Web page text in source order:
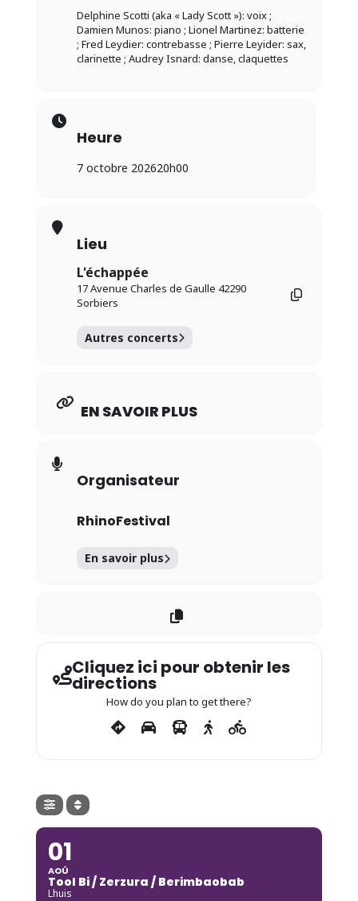
Delphine Scotti (aka « Lady Scott »): voix ;
Damien Munos: piano ; Lionel Martinez: batterie
; Fred Leydier: contrebasse ; Pierre Leyider: sax,
clarinette ; Audrey Isnard: danse, claquettes
Heure
7 octobre 202620h00
Lieu
L'échappée
17 Avenue Charles de Gaulle 42290
Sorbiers
Autres concerts
EN SAVOIR PLUS
Organisateur
RhinoFestival
En savoir plus
Cliquez ici pour obtenir les
directions
How do you plan to get there?
01
AOÛ
Tool Bi / Zerzura / Berimbaobab
Lhuis